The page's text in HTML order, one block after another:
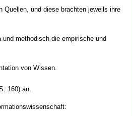
Quellen, und diese brachten jeweils ihre
methodisch die empirische und
von Wissen.
160) an.